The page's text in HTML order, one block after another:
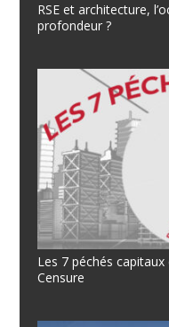
RSE et architecture,
profondeur ?
Les 7 péchés capitaux
Censure